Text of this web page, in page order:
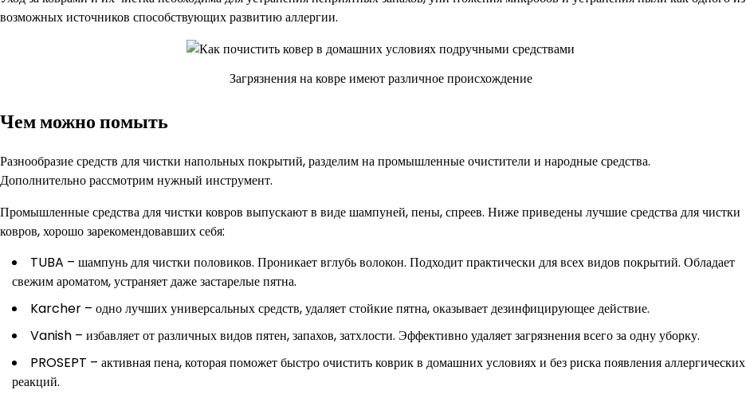
возможных источников способствующих развитию аллергии.
Загрязнения на ковре имеют различное происхождение
Чем можно помыть
Разнообразие средств для чистки напольных покрытий, разделим на промышленные очистители и народные средства.
Дополнительно рассмотрим нужный инструмент.
Промышленные средства для чистки ковров выпускают в виде шампуней, пены, спреев. Ниже приведены лучшие средства для чистки
ковров, хорошо зарекомендовавших себя:
TUBA – шампунь для чистки половиков. Проникает вглубь волокон. Подходит практически для всех видов покрытий. Обладает
свежим ароматом, устраняет даже застарелые пятна.
Karcher – одно лучших универсальных средств, удаляет стойкие пятна, оказывает дезинфицирующее действие.
Vanish – избавляет от различных видов пятен, запахов, затхлости. Эффективно удаляет загрязнения всего за одну уборку.
PROSEPT – активная пена, которая поможет быстро очистить коврик в домашних условиях и без риска появления аллергических
реакций.